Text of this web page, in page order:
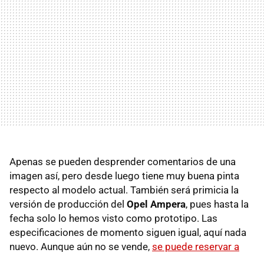
Apenas se pueden desprender comentarios de una
imagen así, pero desde luego tiene muy buena pinta
respecto al modelo actual. También será primicia la
versión de producción del Opel Ampera, pues hasta la
fecha solo lo hemos visto como prototipo. Las
especificaciones de momento siguen igual, aquí nada
nuevo. Aunque aún no se vende, se puede reservar a